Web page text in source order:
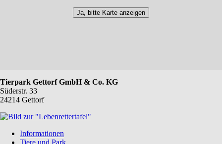
Ja, bitte Karte anzeigen
Tierpark Gettorf GmbH & Co. KG
Süderstr. 33
24214 Gettorf
Navigation
überspringen
Informationen
Tiere und Park